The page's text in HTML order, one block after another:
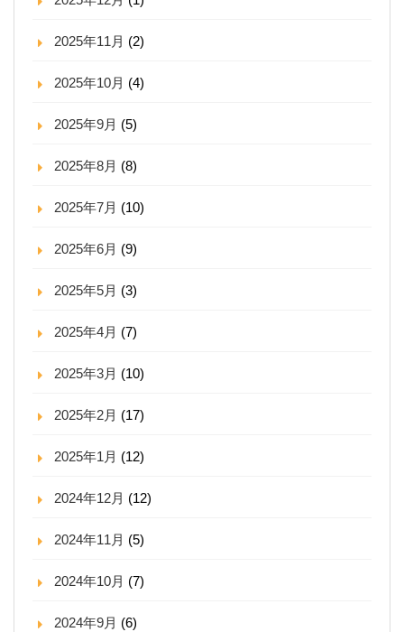
2025年11月 (2)
2025年10月 (4)
2025年9月 (5)
2025年8月 (8)
2025年7月 (10)
2025年6月 (9)
2025年5月 (3)
2025年4月 (7)
2025年3月 (10)
2025年2月 (17)
2025年1月 (12)
2024年12月 (12)
2024年11月 (5)
2024年10月 (7)
2024年9月 (6)